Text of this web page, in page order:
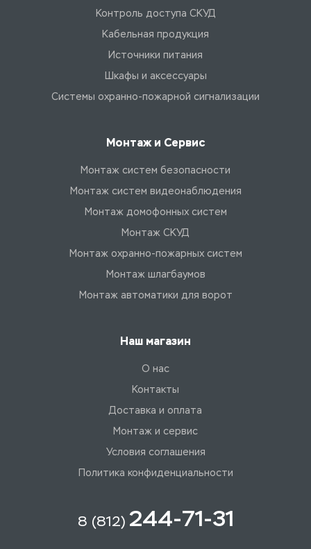
Контроль доступа СКУД
Кабельная продукция
Источники питания
Шкафы и аксессуары
Системы охранно-пожарной сигнализации
Монтаж и Сервис
Монтаж систем безопасности
Монтаж систем видеонаблюдения
Монтаж домофонных систем
Монтаж СКУД
Монтаж охранно-пожарных систем
Монтаж шлагбаумов
Монтаж автоматики для ворот
Наш магазин
О нас
Контакты
Доставка и оплата
Монтаж и сервис
Условия соглашения
Политика конфиденциальности
8 (812) 244-71-31